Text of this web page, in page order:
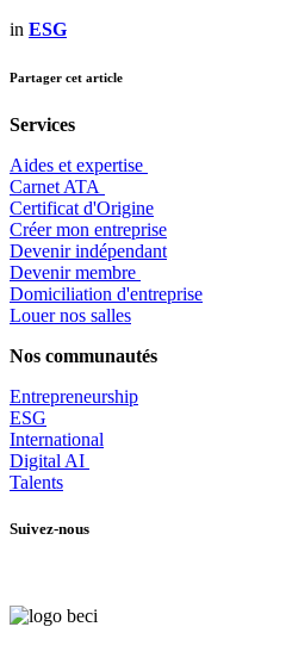
in ESG
Partager cet article
Services
Aides et expertise
​Carnet ATA
Certificat d'Origine
Créer mon entreprise
Devenir indépendant
Devenir membre
​Domiciliation d'entreprise
Louer nos salles
Nos communautés
Entrepreneurship
ESG
International
Digital AI
Talents
Suivez-nous